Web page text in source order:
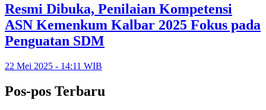
Resmi Dibuka, Penilaian Kompetensi
ASN Kemenkum Kalbar 2025 Fokus pada
Penguatan SDM
22 Mei 2025 - 14:11 WIB
Pos-pos Terbaru